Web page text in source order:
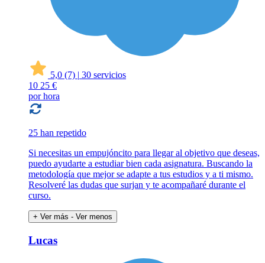
5,0 (7) | 30 servicios
10 25 €
por hora
25 han repetido
Si necesitas un empujóncito para llegar al objetivo que deseas,
puedo ayudarte a estudiar bien cada asignatura. Buscando la
metodología que mejor se adapte a tus estudios y a ti mismo.
Resolveré las dudas que surjan y te acompañaré durante el
curso.
+ Ver más - Ver menos
Lucas